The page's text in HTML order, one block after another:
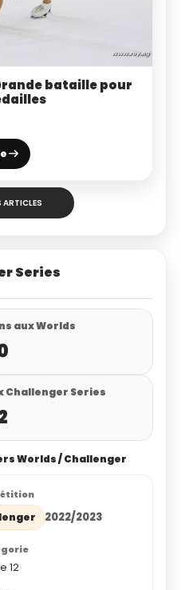
bataille pour
ARTICLES
Series
aux Worlds
Series
Worlds / Challenger
2022/2023
12